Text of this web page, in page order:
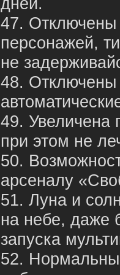
47. Отключены
персонажей,
не
48.
49. Увеличена
при этом не
50.
арсеналу
51. Луна и
на небе, даже
запуска
52.